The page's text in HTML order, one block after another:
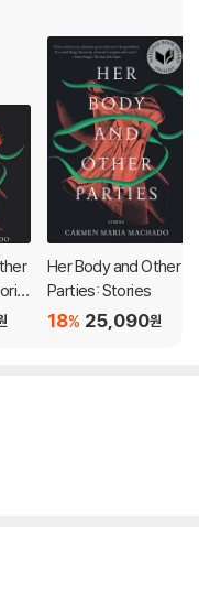
Especially Heinou
of Law & Order: Special
had shown it all, gen
full of doppelgang
Her Body and Other
Parties: Stories
25,090원
18%